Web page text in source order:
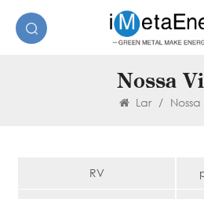
Nossa
Lar /
RV